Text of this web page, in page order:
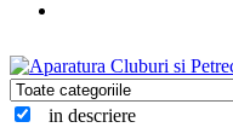
in descriere